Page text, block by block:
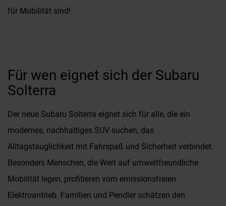
für Mobilität sind!
Für wen eignet sich der Subaru
Solterra
Der neue Subaru Solterra eignet sich für alle, die ein
modernes, nachhaltiges SUV suchen, das
Alltagstauglichkeit mit Fahrspaß und Sicherheit verbindet.
Besonders Menschen, die Wert auf umweltfreundliche
Mobilität legen, profitieren vom emissionsfreien
Elektroantrieb. Familien und Pendler schätzen den